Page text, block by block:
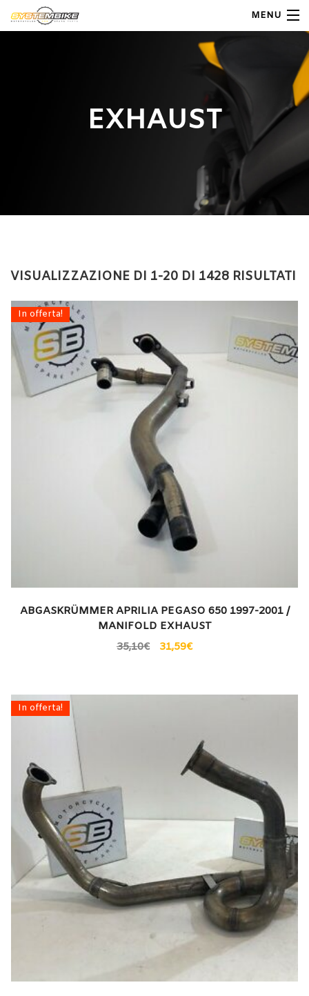
MENU
EXHAUST
VISUALIZZAZIONE DI 1-20 DI 1428 RISULTATI
In offerta!
ABGASKRÜMMER APRILIA PEGASO 650 1997-2001 /
MANIFOLD EXHAUST
35,10€ 31,59€
In offerta!